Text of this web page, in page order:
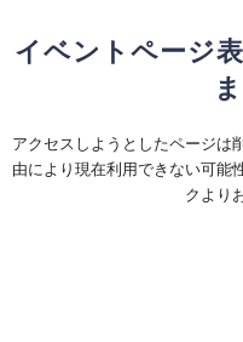
イベントページ
アクセスしようとしたページは
由により現在利用できない可能
クより